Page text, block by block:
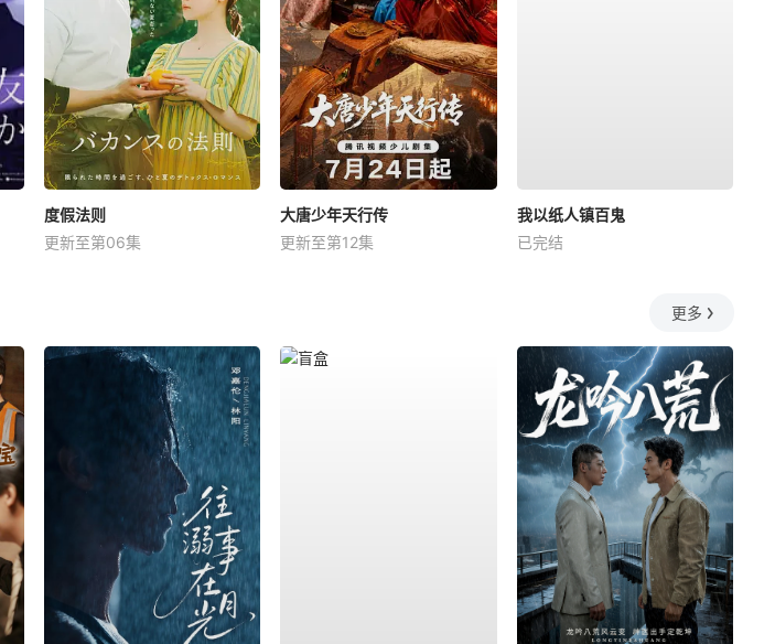
度假法则
更新至第06集
大唐少年天行传
更新至第12集
我以纸人镇百鬼
已完结
更多